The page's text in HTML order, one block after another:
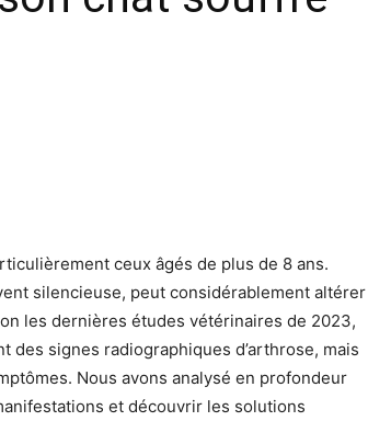
ceux âgés de plus de 8 ans.
silencieuse, peut considérablement altérer
les dernières études vétérinaires de 2023,
des signes radiographiques d’arthrose, mais
Nous avons analysé en profondeur
et découvrir les solutions